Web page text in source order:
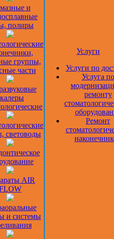
и
полиры
группы,
части
световоды
AIR
и системы
Услуги
Услуги по
Услуга по
ремонту
Ремонт